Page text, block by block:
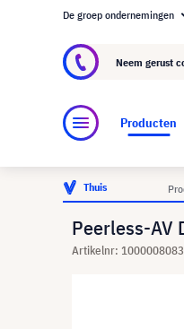
Over visunext.nl
De groep ondernemingen
Neem gerust
Producten
Thuis
Peerless-AV
Artikelnr: 1000008083